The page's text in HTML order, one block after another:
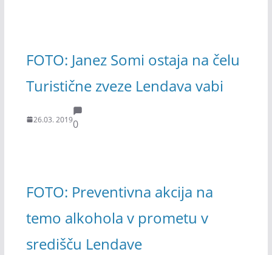
FOTO: Janez Somi ostaja na čelu
Turistične zveze Lendava vabi
26.03. 20190
FOTO: Preventivna akcija na
temo alkohola v prometu v
središču Lendave